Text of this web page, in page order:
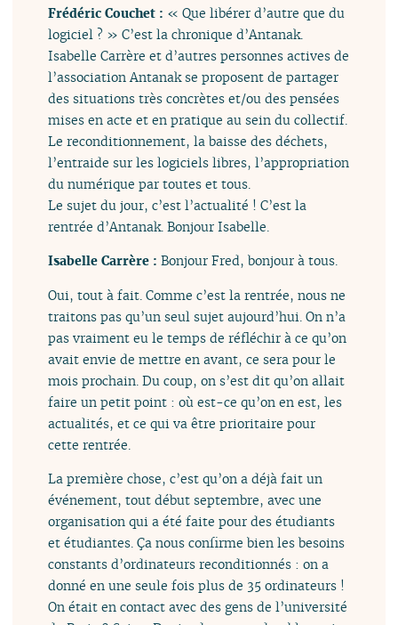
Frédéric Couchet : « Que libérer d’autre que du
logiciel ? » C’est la chronique d’Antanak.
Isabelle Carrère et d’autres personnes actives de
l’association Antanak se proposent de partager
des situations très concrètes et/ou des pensées
mises en acte et en pratique au sein du collectif.
Le reconditionnement, la baisse des déchets,
l’entraide sur les logiciels libres, l’appropriation
du numérique par toutes et tous.
Le sujet du jour, c’est l’actualité ! C’est la
rentrée d’Antanak. Bonjour Isabelle.
Isabelle Carrère :Bonjour Fred, bonjour à tous.
Oui, tout à fait. Comme c’est la rentrée, nous ne
traitons pas qu’un seul sujet aujourd’hui. On n’a
pas vraiment eu le temps de réfléchir à ce qu’on
avait envie de mettre en avant, ce sera pour le
mois prochain. Du coup, on s’est dit qu’on allait
faire un petit point : où est-ce qu’on en est, les
actualités, et ce qui va être prioritaire pour
cette rentrée.
La première chose, c’est qu’on a déjà fait un
événement, tout début septembre, avec une
organisation qui a été faite pour des étudiants
et étudiantes. Ça nous confirme bien les besoins
constants d’ordinateurs reconditionnés : on a
donné en une seule fois plus de 35 ordinateurs !
On était en contact avec des gens de l’université